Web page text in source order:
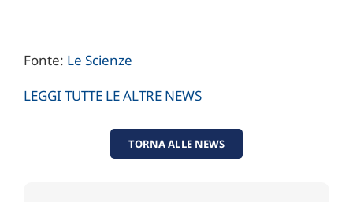
Fonte: Le Scienze
LEGGI TUTTE LE ALTRE NEWS
TORNA ALLE NEWS